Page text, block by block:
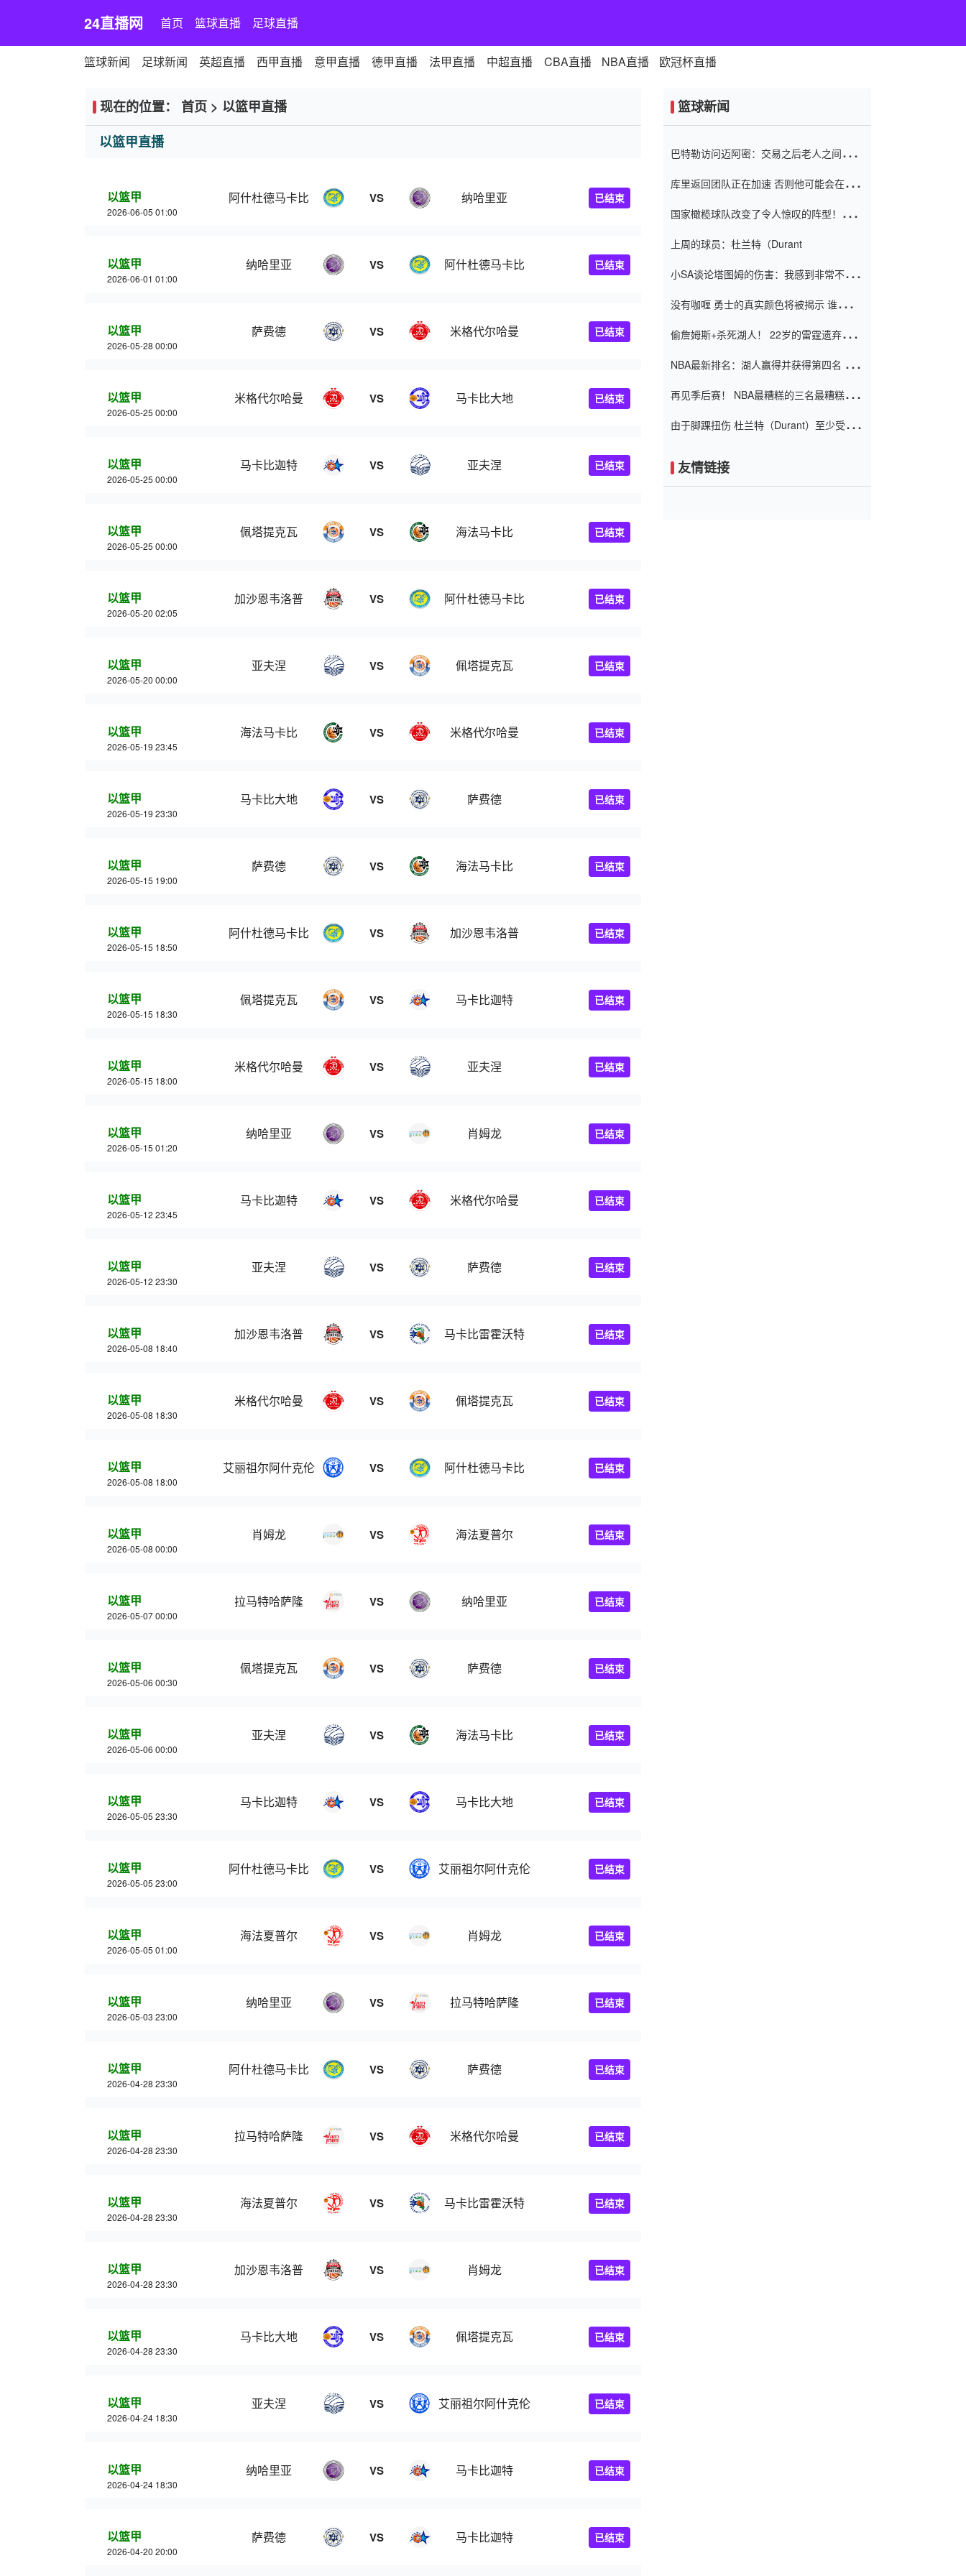
24直播网 首页 篮球直播 足球直播
篮球新闻 足球新闻 英超直播 西甲直播 意甲直播 德甲直播 法甲直播 中超直播 CBA直播 NBA直播 欧冠杯直播
现在的位置： 首页 > 以篮甲直播
以篮甲直播
以篮甲
2026-06-05 01:00
阿什杜德马卡比 VS 纳哈里亚 已结束
以篮甲
2026-06-01 01:00
纳哈里亚 VS 阿什杜德马卡比 已结束
以篮甲
2026-05-28 00:00
萨费德 VS 米格代尔哈曼 已结束
以篮甲
2026-05-25 00:00
米格代尔哈曼 VS 马卡比大地 已结束
以篮甲
2026-05-25 00:00
马卡比迦特 VS 亚夫涅 已结束
以篮甲
2026-05-25 00:00
佩塔提克瓦 VS 海法马卡比 已结束
以篮甲
2026-05-20 02:05
加沙恩韦洛普 VS 阿什杜德马卡比 已结束
以篮甲
2026-05-20 00:00
亚夫涅 VS 佩塔提克瓦 已结束
以篮甲
2026-05-19 23:45
海法马卡比 VS 米格代尔哈曼 已结束
以篮甲
2026-05-19 23:30
马卡比大地 VS 萨费德 已结束
以篮甲
2026-05-15 19:00
萨费德 VS 海法马卡比 已结束
以篮甲
2026-05-15 18:50
阿什杜德马卡比 VS 加沙恩韦洛普 已结束
以篮甲
2026-05-15 18:30
佩塔提克瓦 VS 马卡比迦特 已结束
以篮甲
2026-05-15 18:00
米格代尔哈曼 VS 亚夫涅 已结束
以篮甲
2026-05-15 01:20
纳哈里亚 VS 肖姆龙 已结束
以篮甲
2026-05-12 23:45
马卡比迦特 VS 米格代尔哈曼 已结束
以篮甲
2026-05-12 23:30
亚夫涅 VS 萨费德 已结束
以篮甲
2026-05-08 18:40
加沙恩韦洛普 VS 马卡比雷霍沃特 已结束
以篮甲
2026-05-08 18:30
米格代尔哈曼 VS 佩塔提克瓦 已结束
以篮甲
2026-05-08 18:00
艾丽祖尔阿什克伦 VS 阿什杜德马卡比 已结束
以篮甲
2026-05-08 00:00
肖姆龙 VS 海法夏普尔 已结束
以篮甲
2026-05-07 00:00
拉马特哈萨隆 VS 纳哈里亚 已结束
以篮甲
2026-05-06 00:30
佩塔提克瓦 VS 萨费德 已结束
以篮甲
2026-05-06 00:00
亚夫涅 VS 海法马卡比 已结束
以篮甲
2026-05-05 23:30
马卡比迦特 VS 马卡比大地 已结束
以篮甲
2026-05-05 23:00
阿什杜德马卡比 VS 艾丽祖尔阿什克伦 已结束
以篮甲
2026-05-05 01:00
海法夏普尔 VS 肖姆龙 已结束
以篮甲
2026-05-03 23:00
纳哈里亚 VS 拉马特哈萨隆 已结束
以篮甲
2026-04-28 23:30
阿什杜德马卡比 VS 萨费德 已结束
以篮甲
2026-04-28 23:30
拉马特哈萨隆 VS 米格代尔哈曼 已结束
以篮甲
2026-04-28 23:30
海法夏普尔 VS 马卡比雷霍沃特 已结束
以篮甲
2026-04-28 23:30
加沙恩韦洛普 VS 肖姆龙 已结束
以篮甲
2026-04-28 23:30
马卡比大地 VS 佩塔提克瓦 已结束
以篮甲
2026-04-24 18:30
亚夫涅 VS 艾丽祖尔阿什克伦 已结束
以篮甲
2026-04-24 18:30
纳哈里亚 VS 马卡比迦特 已结束
以篮甲
2026-04-20 20:00
萨费德 VS 马卡比迦特 已结束
篮球新闻
巴特勒访问迈阿密：交易之后老人之间的第
库里返回团队正在加速 否则他可能会在下
起了人们的关注
国家橄榄球队改变了令人惊叹的阵型！伊万
上周的球员：杜兰特（Durant
小SA谈论塔图姆的伤害：我感到非常不舒
没有咖喱 勇士的真实颜色将被揭示 谁注意
偷詹姆斯+杀死湖人！ 22岁的雷霆遗弃儿子
亿元人民币的合同
NBA最新排名：湖人赢得并获得第四名 小
再见季后赛！ NBA最糟糕的三名最糟糕的
由于脚踝扭伤 杜兰特（Durant）至少受伤
友情链接